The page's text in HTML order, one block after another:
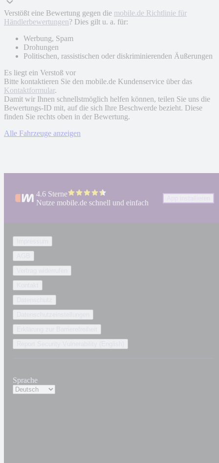
Verstößt eine Bewertung gegen die mobile.de Richtlinie für
Händlerbewertungen? Dies gilt u. a. für:
Werbung, Spam
Drohungen
Politischen, rassistischen oder diskriminierenden Äußerungen
Es liegt ein Verstoß vor
Bitte kontaktieren Sie den mobile.de Kundenservice über das
Kontaktformular.
Damit wir Ihnen schnellstmöglich helfen können, teilen Sie uns die
Bewertungs-ID mit, auf die sich Ihre Beschwerde bezieht. Diese
finden Sie rechts oben in der Bewertung.
Alle Fahrzeuge anzeigen
4.6 Sterne
Nutze mobile.de schnell und einfach
Sprache